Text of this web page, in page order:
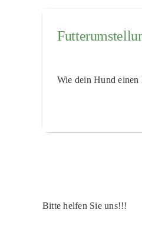
Wie dein Hund einen
Bitte helfen Sie uns!!!